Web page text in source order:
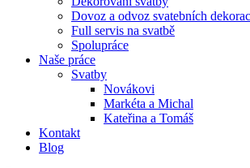
Dovoz a odvoz svatebních
Full servis na svatbě
Spolupráce
Naše práce
Svatby
Novákovi
Markéta a Michal
Kateřina a Tomáš
Kontakt
Blog